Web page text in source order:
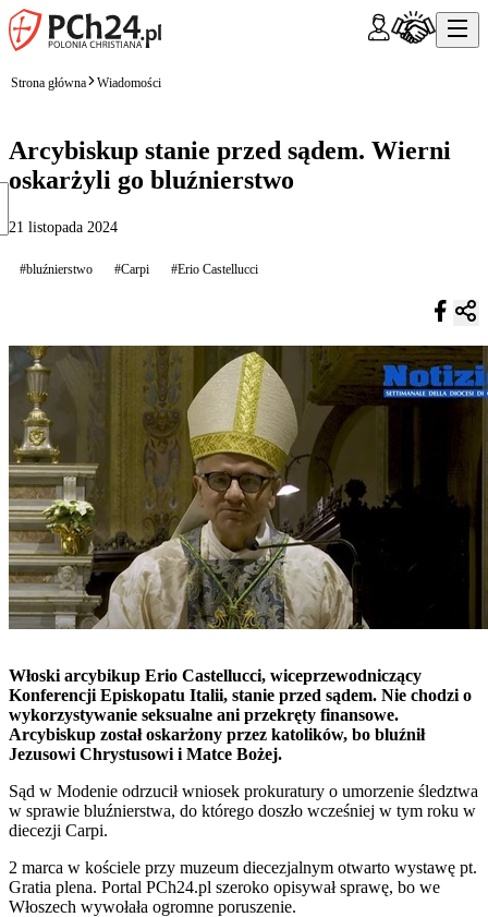
Strona główna Wiadomości
Arcybiskup stanie przed sądem. Wierni
oskarżyli go bluźnierstwo
21 listopada 2024
#bluźnierstwo #Carpi #Erio Castellucci
Włoski arcybikup Erio Castellucci, wiceprzewodniczący
Konferencji Episkopatu Italii, stanie przed sądem. Nie chodzi o
wykorzystywanie seksualne ani przekręty finansowe.
Arcybiskup został oskarżony przez katolików, bo bluźnił
Jezusowi Chrystusowi i Matce Bożej.
Sąd w Modenie odrzucił wniosek prokuratury o umorzenie śledztwa
w sprawie bluźnierstwa, do którego doszło wcześniej w tym roku w
diecezji Carpi.
2 marca w kościele przy muzeum diecezjalnym otwarto wystawę pt.
Gratia plena. Portal PCh24.pl szeroko opisywał sprawę, bo we
Włoszech wywołała ogromne poruszenie.